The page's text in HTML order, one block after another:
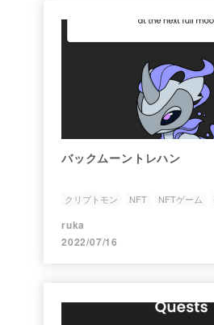
バックムーントレハン
クリプトモン NFT NFTゲーム
トレハン
ruka
2022/07/16